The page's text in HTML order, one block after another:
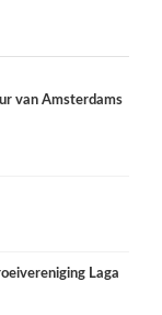
van Amsterdams
Laga